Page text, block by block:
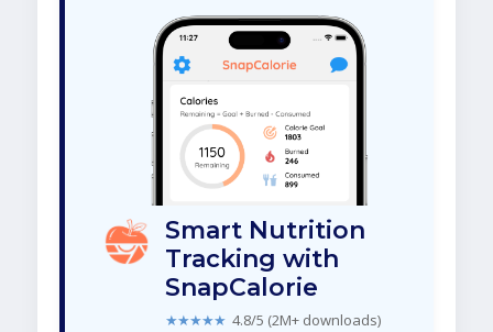
Smart Nutrition
Tracking with
SnapCalorie
★★★★★ 4.8/5 (2M+ downloads)